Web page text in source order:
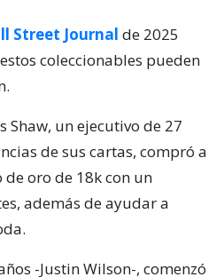
Street Journal de 2025
coleccionables pueden
Shaw, un ejecutivo de 27
de sus cartas, compró a
oro de 18k con un
además de ayudar a
-Justin Wilson-, comenzó